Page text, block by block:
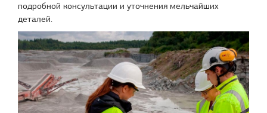
подробной консультации и уточнения мельчайших
деталей.